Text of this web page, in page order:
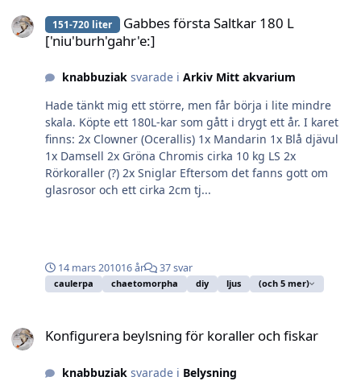
151-720 liter
Gabbes första Saltkar 180 L
['niu'burh'gahr'e:]
knabbuziaksvarade i Arkiv Mitt akvarium
Hade tänkt mig ett större, men får börja i lite mindre
skala. Köpte ett 180L-kar som gått i drygt ett år. I karet
finns: 2x Clowner (Ocerallis) 1x Mandarin 1x Blå djävul
1x Damsell 2x Gröna Chromis cirka 10 kg LS 2x
Rörkoraller (?) 2x Sniglar Eftersom det fanns gott om
glasrosor och ett cirka 2cm tj...
14 mars 201016 år 37 svar
caulerpa chaetomorpha diy ljus (och 5 mer)
Konfigurera beylsning för koraller och fiskar
knabbuziaksvarade i Belysning